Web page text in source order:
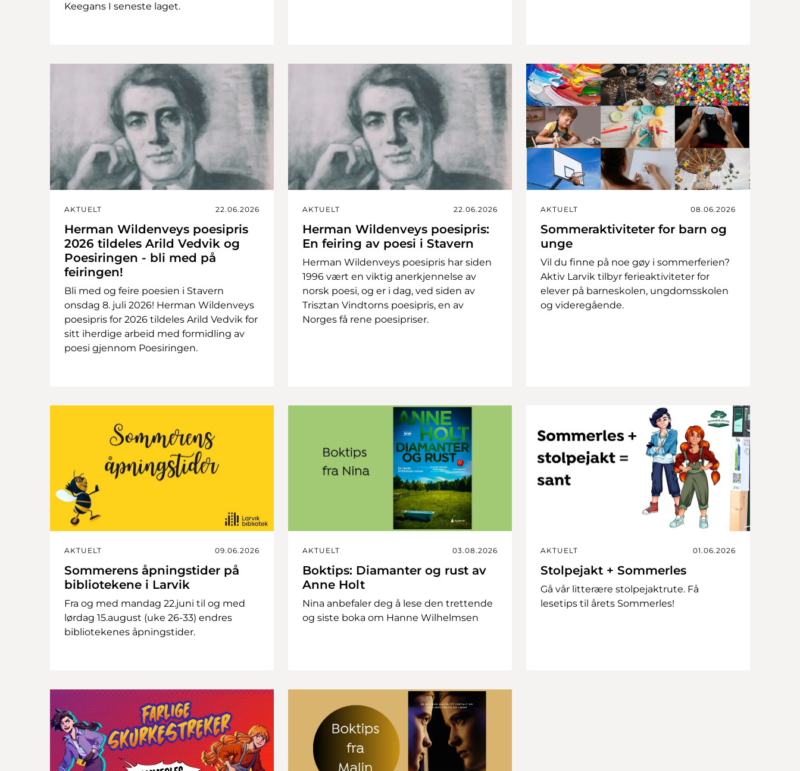
Keegans I seneste laget.
AKTUELT 22.06.2026
Herman Wildenveys poesipris
2026 tildeles Arild Vedvik og
Poesiringen - bli med på
feiringen!
Bli med og feire poesien i Stavern
onsdag 8. juli 2026! Herman Wildenveys
poesipris for 2026 tildeles Arild Vedvik for
sitt iherdige arbeid med formidling av
poesi gjennom Poesiringen.
AKTUELT 22.06.2026
Herman Wildenveys poesipris:
En feiring av poesi i Stavern
Herman Wildenveys poesipris har siden
1996 vært en viktig anerkjennelse av
norsk poesi, og er i dag, ved siden av
Trisztan Vindtorns poesipris, en av
Norges få rene poesipriser.
AKTUELT 08.06.2026
Sommeraktiviteter for barn og
unge
Vil du finne på noe gøy i sommerferien?
Aktiv Larvik tilbyr ferieaktiviteter for
elever på barneskolen, ungdomsskolen
og videregående.
AKTUELT 09.06.2026
Sommerens åpningstider på
bibliotekene i Larvik
Fra og med mandag 22.juni til og med
lørdag 15.august (uke 26-33) endres
bibliotekenes åpningstider.
AKTUELT 03.08.2026
Boktips: Diamanter og rust av
Anne Holt
Nina anbefaler deg å lese den trettende
og siste boka om Hanne Wilhelmsen
AKTUELT 01.06.2026
Stolpejakt + Sommerles
Gå vår litterære stolpejaktrute. Få
lesetips til årets Sommerles!